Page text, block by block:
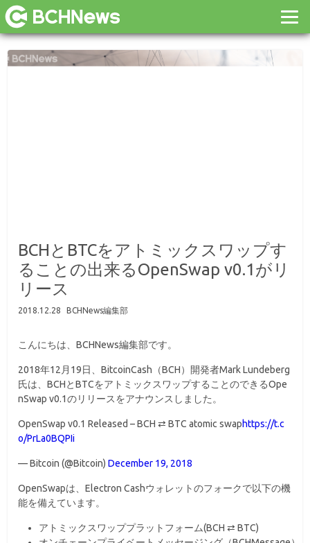
BCHとBTCをアトミックスワップす
ることの出来るOpenSwap v0.1がリ
リース
2018.12.28 BCHNews編集部
こんにちは、BCHNews編集部です。
2018年12月19日、BitcoinCash（BCH）開発者Mark Lundeberg
氏は、BCHとBTCをアトミックスワップすることのできるOpe
nSwap v0.1のリリースをアナウンスしました。
OpenSwap v0.1 Released – BCH ⇄ BTC atomic swaphttps://t.c
o/PrLa0BQPIi
— Bitcoin (@Bitcoin)December 19, 2018
OpenSwapは、Electron Cashウォレットのフォークで以下の機
能を備えています。
アトミックスワッププラットフォーム(BCH ⇄ BTC)